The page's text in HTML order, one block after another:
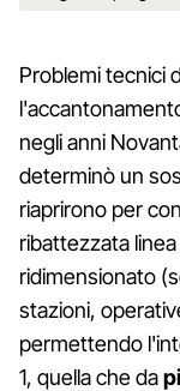
Problemi tecnici
negli anni
determinò un
riaprirono per
ribattezzata
ridimensionato
stazioni,
permettendo
1, quella che da